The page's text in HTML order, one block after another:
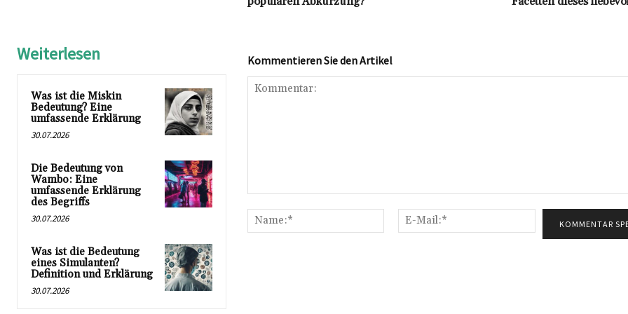
Weiterlesen
Was ist die Miskin
Bedeutung? Eine
umfassende Erklärung
30.07.2026
Die Bedeutung von
Wambo: Eine
umfassende Erklärung
des Begriffs
30.07.2026
Was ist die Bedeutung
eines Simulanten?
Definition und Erklärung
30.07.2026
Kommentieren Sie den Artikel
Name:*
Mail:*